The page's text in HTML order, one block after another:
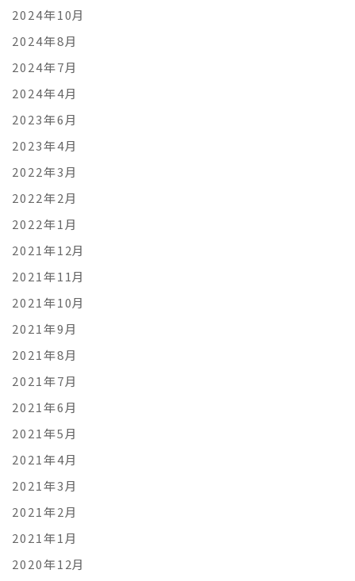
2024年10月
2024年8月
2024年7月
2024年4月
2023年6月
2023年4月
2022年3月
2022年2月
2022年1月
2021年12月
2021年11月
2021年10月
2021年9月
2021年8月
2021年7月
2021年6月
2021年5月
2021年4月
2021年3月
2021年2月
2021年1月
2020年12月